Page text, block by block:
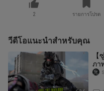
2 รายการโปรด
วีดีโอแนะนำสำหรับคุณ
ภา
หร